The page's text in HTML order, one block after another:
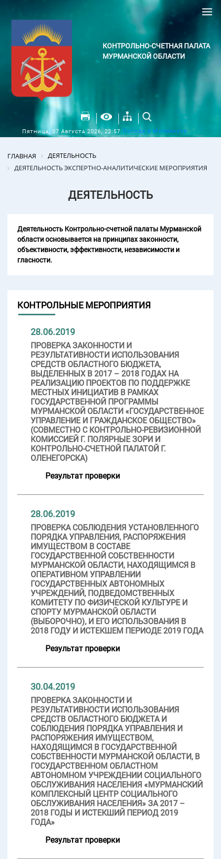
КОНТРОЛЬНО-СЧЕТНАЯ ПАЛАТА
МУРМАНСКОЙ ОБЛАСТИ
Пятница, 07 Августа 2026, 22:57 Погода в Мурманске
ГЛАВНАЯ
ДЕЯТЕЛЬНОСТЬ
ДЕЯТЕЛЬНОСТЬ ЭКСПЕРТНО-АНАЛИТИЧЕСКИЕ МЕРОПРИЯТИЯ
ДЕЯТЕЛЬНОСТЬ
Деятельность Контрольно-счетной палаты Мурманской
области основывается на принципах законности,
объективности, эффективности, независимости и
гласности.
КОНТРОЛЬНЫЕ МЕРОПРИЯТИЯ
28.06.2019
ПРОВЕРКА ЗАКОННОСТИ И
РЕЗУЛЬТАТИВНОСТИ ИСПОЛЬЗОВАНИЯ
СРЕДСТВ ОБЛАСТНОГО БЮДЖЕТА,
ВЫДЕЛЕННЫХ В 2017 – 2018 ГОДАХ НА
РЕАЛИЗАЦИЮ ПРОЕКТОВ ПО ПОДДЕРЖКЕ
МЕСТНЫХ ИНИЦИАТИВ В РАМКАХ
ГОСУДАРСТВЕННОЙ ПРОГРАММЫ
МУРМАНСКОЙ ОБЛАСТИ «ГОСУДАРСТВЕННОЕ
УПРАВЛЕНИЕ И ГРАЖДАНСКОЕ ОБЩЕСТВО»
(СОВМЕСТНО С КОНТРОЛЬНО-РЕВИЗИОННОЙ
КОМИССИЕЙ Г. ПОЛЯРНЫЕ ЗОРИ И
КОНТРОЛЬНО-СЧЕТНОЙ ПАЛАТОЙ Г.
ОЛЕНЕГОРСКА)
Результат проверки
28.06.2019
ПРОВЕРКА СОБЛЮДЕНИЯ УСТАНОВЛЕННОГО
ПОРЯДКА УПРАВЛЕНИЯ, РАСПОРЯЖЕНИЯ
ИМУЩЕСТВОМ В СОСТАВЕ
ГОСУДАРСТВЕННОЙ СОБСТВЕННОСТИ
МУРМАНСКОЙ ОБЛАСТИ, НАХОДЯЩИМСЯ В
ОПЕРАТИВНОМ УПРАВЛЕНИИ
ГОСУДАРСТВЕННЫХ АВТОНОМНЫХ
УЧРЕЖДЕНИЙ, ПОДВЕДОМСТВЕННЫХ
КОМИТЕТУ ПО ФИЗИЧЕСКОЙ КУЛЬТУРЕ И
СПОРТУ МУРМАНСКОЙ ОБЛАСТИ
(ВЫБОРОЧНО), И ЕГО ИСПОЛЬЗОВАНИЯ В
2018 ГОДУ И ИСТЕКШЕМ ПЕРИОДЕ 2019 ГОДА
Результат проверки
30.04.2019
ПРОВЕРКА ЗАКОННОСТИ И
РЕЗУЛЬТАТИВНОСТИ ИСПОЛЬЗОВАНИЯ
СРЕДСТВ ОБЛАСТНОГО БЮДЖЕТА И
СОБЛЮДЕНИЯ ПОРЯДКА УПРАВЛЕНИЯ И
РАСПОРЯЖЕНИЯ ИМУЩЕСТВОМ,
НАХОДЯЩИМСЯ В ГОСУДАРСТВЕННОЙ
СОБСТВЕННОСТИ МУРМАНСКОЙ ОБЛАСТИ, В
ГОСУДАРСТВЕННОМ ОБЛАСТНОМ
АВТОНОМНОМ УЧРЕЖДЕНИИ СОЦИАЛЬНОГО
ОБСЛУЖИВАНИЯ НАСЕЛЕНИЯ «МУРМАНСКИЙ
КОМПЛЕКСНЫЙ ЦЕНТР СОЦИАЛЬНОГО
ОБСЛУЖИВАНИЯ НАСЕЛЕНИЯ» ЗА 2017 –
2018 ГОДЫ И ИСТЕКШИЙ ПЕРИОД 2019
ГОДА»
Результат проверки